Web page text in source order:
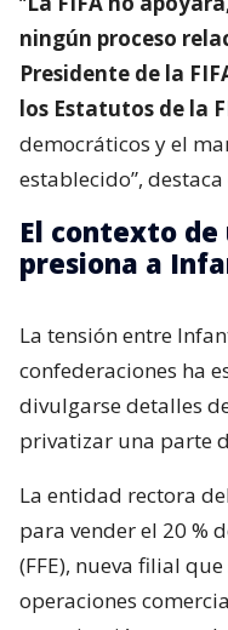
ningún proceso
Presidente de la
los Estatutos de la
democráticos y el
establecido”,
El contexto de
presiona a
La tensión entre
confederaciones ha
divulgarse detalles
privatizar una parte
La entidad rectora
para vender el 20 %
(FFE), nueva filial
operaciones